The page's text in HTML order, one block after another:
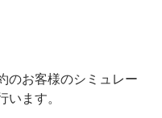
のお客様のシミュレー
います。